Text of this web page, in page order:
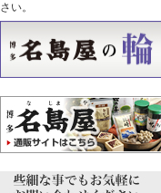
さい。